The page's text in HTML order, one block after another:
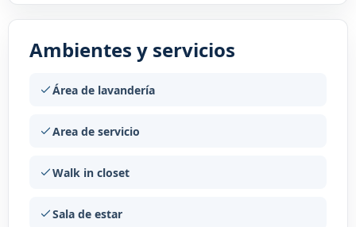
Ambientes y servicios
Área de lavandería
Area de servicio
Walk in closet
Sala de estar